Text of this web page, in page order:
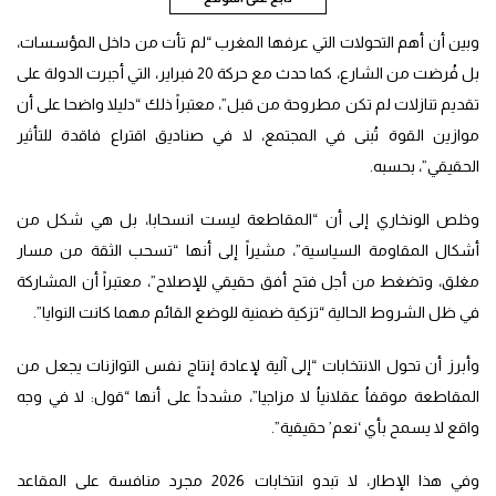
وبين أن أهم التحولات التي عرفها المغرب “لم تأت من داخل المؤسسات،
بل فُرضت من الشارع، كما حدث مع حركة 20 فبراير، التي أجبرت الدولة على
تقديم تنازلات لم تكن مطروحة من قبل”، معتبراً ذلك “دليلا واضحا على أن
موازين القوة تُبنى في المجتمع، لا في صناديق اقتراع فاقدة للتأثير
الحقيقي”، بحسبه.
وخلص الونخاري إلى أن “المقاطعة ليست انسحابا، بل هي شكل من
أشكال المقاومة السياسية”، مشيراً إلى أنها “تسحب الثقة من مسار
مغلق، وتضغط من أجل فتح أفق حقيقي للإصلاح”، معتبراً أن المشاركة
في ظل الشروط الحالية “تزكية ضمنية للوضع القائم مهما كانت النوايا”.
وأبرز أن تحول الانتخابات “إلى آلية لإعادة إنتاج نفس التوازنات يجعل من
المقاطعة موقفاُ عقلانياُ لا مزاجيا”، مشدداً على أنها “قول: لا في وجه
واقع لا يسمح بأي ‘نعم’ حقيقية”.
وفي هذا الإطار، لا تبدو انتخابات 2026 مجرد منافسة على المقاعد